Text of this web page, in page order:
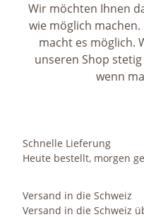
Wir möchten Ihnen
wie möglich
macht es möglich.
unseren Shop
wenn
Schnelle Lieferung
Heute bestellt, morgen
Versand in die Schweiz
Versand in die Schweiz